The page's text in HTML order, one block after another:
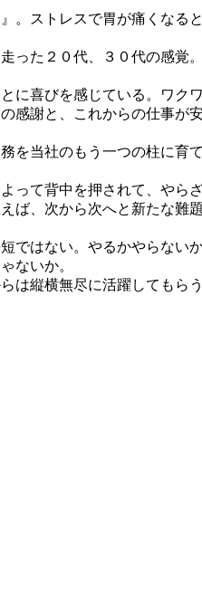
ストレスで胃が痛くなる
た２０代、３０代の感覚
喜びを感じている。ワクワ
感謝と、これからの仕事が
当社のもう一つの柱に育て
て背中を押されて、やら
ば、次から次へと新たな難
はない。やるかやらないか
ないか。
縦横無尽に活躍してもら